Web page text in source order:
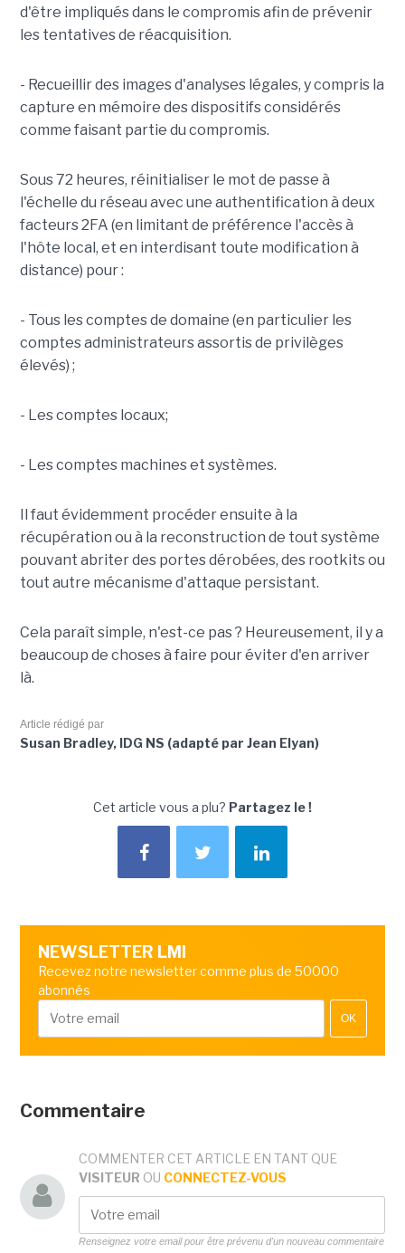
d'être impliqués dans le compromis afin de prévenir
les tentatives de réacquisition.
- Recueillir des images d'analyses légales, y compris la
capture en mémoire des dispositifs considérés
comme faisant partie du compromis.
Sous 72 heures, réinitialiser le mot de passe à
l'échelle du réseau avec une authentification à deux
facteurs 2FA (en limitant de préférence l'accès à
l'hôte local, et en interdisant toute modification à
distance) pour :
- Tous les comptes de domaine (en particulier les
comptes administrateurs assortis de privilèges
élevés) ;
- Les comptes locaux;
- Les comptes machines et systèmes.
Il faut évidemment procéder ensuite à la
récupération ou à la reconstruction de tout système
pouvant abriter des portes dérobées, des rootkits ou
tout autre mécanisme d'attaque persistant.
Cela paraît simple, n'est-ce pas ? Heureusement, il y a
beaucoup de choses à faire pour éviter d'en arriver
là.
Article rédigé par
Susan Bradley, IDG NS (adapté par Jean Elyan)
Cet article vous a plu? Partagez le !
NEWSLETTER LMI
Recevez notre newsletter comme plus de 50000
abonnés
OK
Commentaire
COMMENTER CET ARTICLE EN TANT QUE
VISITEUR OU CONNECTEZ-VOUS
Renseignez votre email pour être prévenu d'un nouveau commentaire